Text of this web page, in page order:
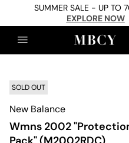
SUMMER SALE - UP TO
EXPLORE NOW
SOLD OUT
New Balance
Wmns 2002